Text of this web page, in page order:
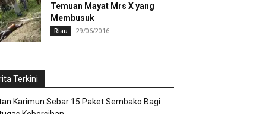
Temuan Mayat Mrs X yang
Membusuk
Riau 29/06/2016
Terkini
Karimun Sebar 15 Paket Sembako Bagi